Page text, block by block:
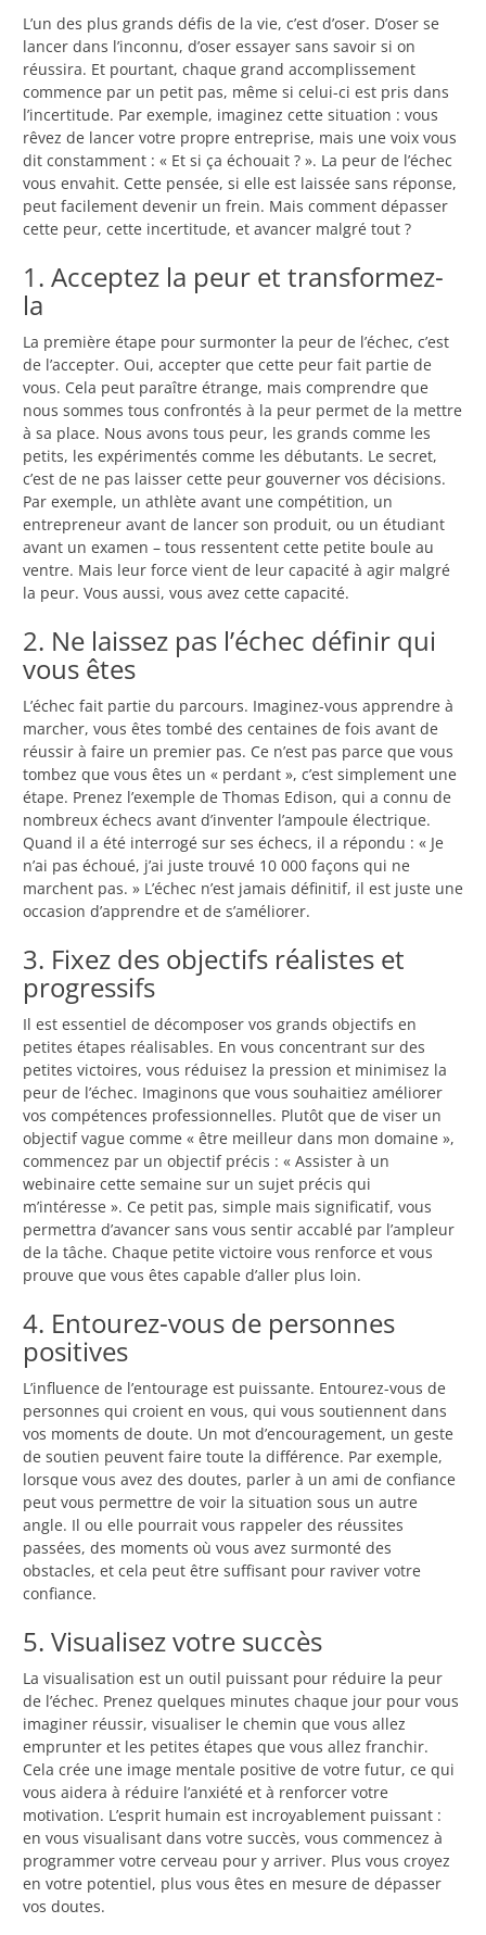
L’un des plus grands défis de la vie, c’est d’oser. D’oser se
lancer dans l’inconnu, d’oser essayer sans savoir si on
réussira. Et pourtant, chaque grand accomplissement
commence par un petit pas, même si celui-ci est pris dans
l’incertitude. Par exemple, imaginez cette situation : vous
rêvez de lancer votre propre entreprise, mais une voix vous
dit constamment : « Et si ça échouait ? ». La peur de l’échec
vous envahit. Cette pensée, si elle est laissée sans réponse,
peut facilement devenir un frein. Mais comment dépasser
cette peur, cette incertitude, et avancer malgré tout ?
1. Acceptez la peur et transformez-
la
La première étape pour surmonter la peur de l’échec, c’est
de l’accepter. Oui, accepter que cette peur fait partie de
vous. Cela peut paraître étrange, mais comprendre que
nous sommes tous confrontés à la peur permet de la mettre
à sa place. Nous avons tous peur, les grands comme les
petits, les expérimentés comme les débutants. Le secret,
c’est de ne pas laisser cette peur gouverner vos décisions.
Par exemple, un athlète avant une compétition, un
entrepreneur avant de lancer son produit, ou un étudiant
avant un examen – tous ressentent cette petite boule au
ventre. Mais leur force vient de leur capacité à agir malgré
la peur. Vous aussi, vous avez cette capacité.
2. Ne laissez pas l’échec définir qui
vous êtes
L’échec fait partie du parcours. Imaginez-vous apprendre à
marcher, vous êtes tombé des centaines de fois avant de
réussir à faire un premier pas. Ce n’est pas parce que vous
tombez que vous êtes un « perdant », c’est simplement une
étape. Prenez l’exemple de Thomas Edison, qui a connu de
nombreux échecs avant d’inventer l’ampoule électrique.
Quand il a été interrogé sur ses échecs, il a répondu : « Je
n’ai pas échoué, j’ai juste trouvé 10 000 façons qui ne
marchent pas. » L’échec n’est jamais définitif, il est juste une
occasion d’apprendre et de s’améliorer.
3. Fixez des objectifs réalistes et
progressifs
Il est essentiel de décomposer vos grands objectifs en
petites étapes réalisables. En vous concentrant sur des
petites victoires, vous réduisez la pression et minimisez la
peur de l’échec. Imaginons que vous souhaitiez améliorer
vos compétences professionnelles. Plutôt que de viser un
objectif vague comme « être meilleur dans mon domaine »,
commencez par un objectif précis : « Assister à un
webinaire cette semaine sur un sujet précis qui
m’intéresse ». Ce petit pas, simple mais significatif, vous
permettra d’avancer sans vous sentir accablé par l’ampleur
de la tâche. Chaque petite victoire vous renforce et vous
prouve que vous êtes capable d’aller plus loin.
4. Entourez-vous de personnes
positives
L’influence de l’entourage est puissante. Entourez-vous de
personnes qui croient en vous, qui vous soutiennent dans
vos moments de doute. Un mot d’encouragement, un geste
de soutien peuvent faire toute la différence. Par exemple,
lorsque vous avez des doutes, parler à un ami de confiance
peut vous permettre de voir la situation sous un autre
angle. Il ou elle pourrait vous rappeler des réussites
passées, des moments où vous avez surmonté des
obstacles, et cela peut être suffisant pour raviver votre
confiance.
5. Visualisez votre succès
La visualisation est un outil puissant pour réduire la peur
de l’échec. Prenez quelques minutes chaque jour pour vous
imaginer réussir, visualiser le chemin que vous allez
emprunter et les petites étapes que vous allez franchir.
Cela crée une image mentale positive de votre futur, ce qui
vous aidera à réduire l’anxiété et à renforcer votre
motivation. L’esprit humain est incroyablement puissant :
en vous visualisant dans votre succès, vous commencez à
programmer votre cerveau pour y arriver. Plus vous croyez
en votre potentiel, plus vous êtes en mesure de dépasser
vos doutes.